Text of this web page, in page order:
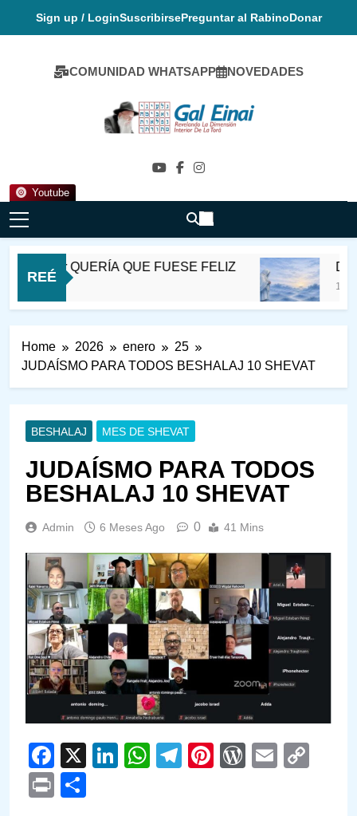
Sign up / LoginSuscribirsePreguntar al RabinoDonar
COMUNIDAD WHATSAPP NOVEDADES
Youtube
Gal Einai En
REÉ
QUERÍA QUE FUESE FELIZ DESVIAR
11 Horas Ago
Home 2026 enero
25
JUDAÍSMO PARA TODOS BESHALAJ 10 SHEVAT
BESHALAJ MES DE SHEVAT
JUDAÍSMO PARA TODOS
BESHALAJ 10 SHEVAT
Admin 6 Meses Ago 0 41 Mins
Facebook
X LinkedIn
WhatsApp
Telegram
PinterestEmail
Print